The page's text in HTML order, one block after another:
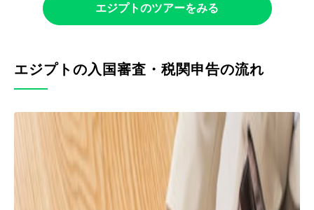
エジプトのツアーをみる
エジプトの入国審査・税関申告の流れ